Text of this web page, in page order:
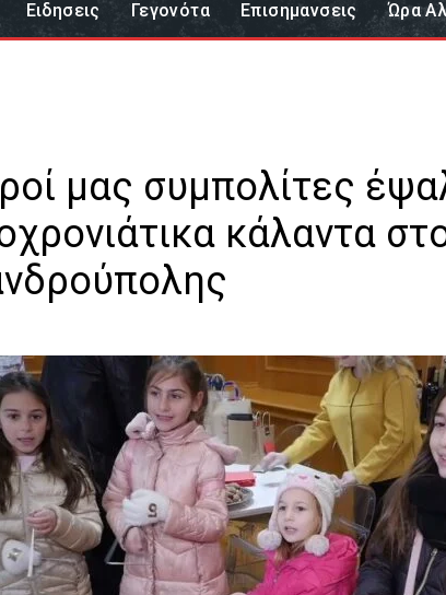
Eιδησεις Γεγονότα Επισημανσεις Ώρα
μας συμπολίτες
κάλαντα